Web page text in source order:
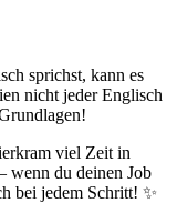
sprichst, kann es
nicht jeder Englisch
viel Zeit in
wenn du deinen Job
bei jedem Schritt! ✨